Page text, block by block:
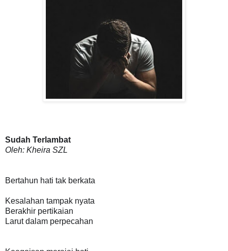
Sudah Terlambat
Oleh: Kheira SZL
Bertahun hati tak berkata
Kesalahan tampak nyata
Berakhir pertikaian
Larut dalam perpecahan